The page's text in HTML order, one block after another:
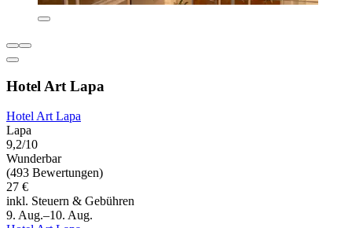
Hotel Art Lapa
Hotel Art Lapa
Lapa
9,2/10
Wunderbar
(493 Bewertungen)
27 €
inkl. Steuern & Gebühren
9. Aug.–10. Aug.